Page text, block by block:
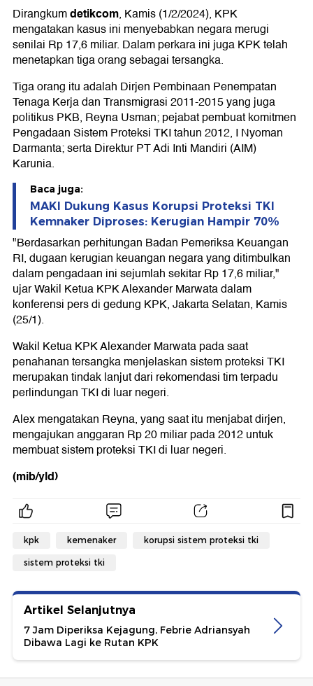
Dirangkumdetikcom, Kamis (1/2/2024), KPK
mengatakan kasus ini menyebabkan negara merugi
senilai Rp 17,6 miliar. Dalam perkara ini juga KPK telah
menetapkan tiga orang sebagai tersangka.
Tiga orang itu adalah Dirjen Pembinaan Penempatan
Tenaga Kerja dan Transmigrasi 2011-2015 yang juga
politikus PKB, Reyna Usman; pejabat pembuat komitmen
Pengadaan Sistem Proteksi TKI tahun 2012, I Nyoman
Darmanta; serta Direktur PT Adi Inti Mandiri (AIM)
Karunia.
Baca juga:
MAKI Dukung Kasus Korupsi Proteksi TKI
Kemnaker Diproses: Kerugian Hampir 70%
"Berdasarkan perhitungan Badan Pemeriksa Keuangan
RI, dugaan kerugian keuangan negara yang ditimbulkan
dalam pengadaan ini sejumlah sekitar Rp 17,6 miliar,"
ujar Wakil Ketua KPK Alexander Marwata dalam
konferensi pers di gedung KPK, Jakarta Selatan, Kamis
(25/1).
Wakil Ketua KPK Alexander Marwata pada saat
penahanan tersangka menjelaskan sistem proteksi TKI
merupakan tindak lanjut dari rekomendasi tim terpadu
perlindungan TKI di luar negeri.
Alex mengatakan Reyna, yang saat itu menjabat dirjen,
mengajukan anggaran Rp 20 miliar pada 2012 untuk
membuat sistem proteksi TKI di luar negeri.
(mib/yld)
kpk kemenaker korupsi sistem proteksi tki
sistem proteksi tki
Artikel Selanjutnya
7 Jam Diperiksa Kejagung, Febrie Adriansyah
Dibawa Lagi ke Rutan KPK